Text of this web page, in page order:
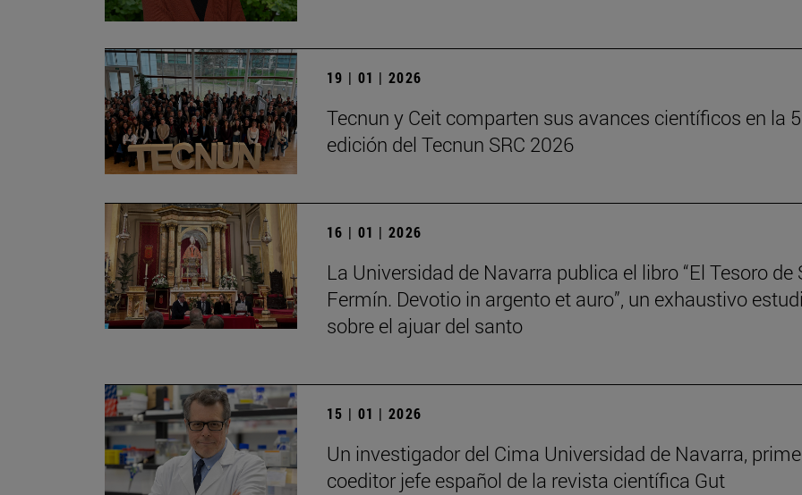
19 | 01 | 2026
Tecnun y Ceit comparten sus avances científicos en la
edición del Tecnun SRC 2026
16 | 01 | 2026
La Universidad de Navarra publica el libro “El Tesoro de
Fermín. Devotio in argento et auro”, un exhaustivo
sobre el ajuar del santo
15 | 01 | 2026
Un investigador del Cima Universidad de Navarra,
coeditor jefe español de la revista científica Gut